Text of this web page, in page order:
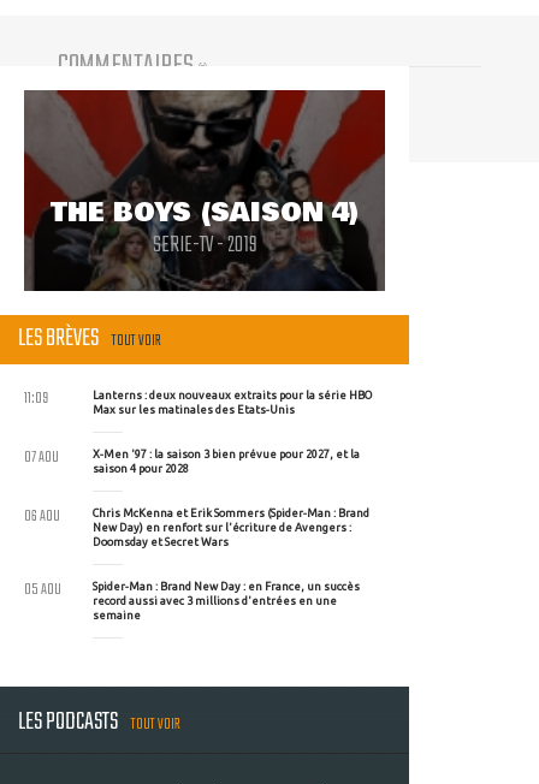
COMMENTAIRES (0)
Vous devez être connecté pour participer
THE BOYS (SAISON 4)
SERIE-TV - 2019
LES BRÈVES TOUT VOIR
Lanterns : deux nouveaux extraits pour la série HBO
Max sur les matinales des Etats-Unis
11:09
X-Men '97 : la saison 3 bien prévue pour 2027, et la
saison 4 pour 2028
07 AOU
Chris McKenna et Erik Sommers (Spider-Man : Brand
New Day) en renfort sur l'écriture de Avengers :
Doomsday et Secret Wars
06 AOU
Spider-Man : Brand New Day : en France, un succès
record aussi avec 3 millions d'entrées en une
semaine
05 AOU
LES PODCASTS TOUT VOIR